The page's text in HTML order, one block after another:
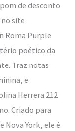
de desconto
no site
Roma Purple
poético da
Traz notas
e
Herrera 212
Criado para
Nova York, ele é